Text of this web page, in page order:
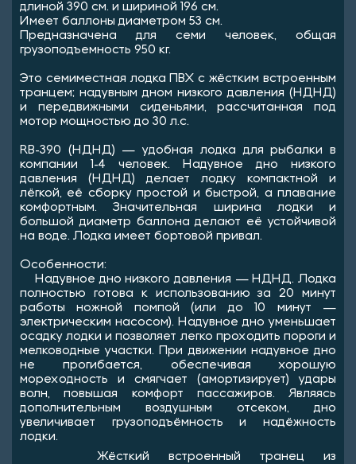
длиной 390 см. и шириной 196 см.
Имеет баллоны диаметром 53 см.
Предназначена для семи человек, общая
грузоподъемность 950 кг.
Это семиместная лодка ПВХ с жёстким встроенным
транцем; надувным дном низкого давления (НДНД)
и передвижными сиденьями, рассчитанная под
мотор мощностью до 30 л.с.
RB-390 (НДНД) — удобная лодка для рыбалки в
компании 1-4 человек. Надувное дно низкого
давления (НДНД) делает лодку компактной и
лёгкой, её сборку простой и быстрой, а плавание
комфортным. Значительная ширина лодки и
большой диаметр баллона делают её устойчивой
на воде. Лодка имеет бортовой привал.
Особенности:
Надувное дно низкого давления — НДНД. Лодка
полностью готова к использованию за 20 минут
работы ножной помпой (или до 10 минут —
электрическим насосом). Надувное дно уменьшает
осадку лодки и позволяет легко проходить пороги и
мелководные участки. При движении надувное дно
не прогибается, обеспечивая хорошую
мореходность и смягчает (амортизирует) удары
волн, повышая комфорт пассажиров. Являясь
дополнительным воздушным отсеком, дно
увеличивает грузоподъёмность и надёжность
лодки.
Жёсткий встроенный транец из